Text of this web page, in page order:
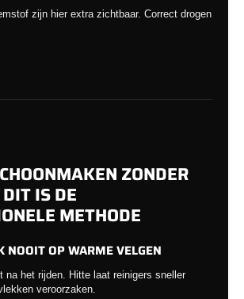
zijn hier extra zichtbaar. Correct drogen
ZONDER
IS DE
METHODE
NOOIT OP WARME VELGEN
na het rijden. Hitte laat reinigers sneller
veroorzaken.